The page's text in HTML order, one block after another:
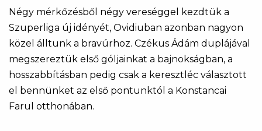
Négy mérkőzésből négy vereséggel kezdtük a
Szuperliga új idényét, Ovidiuban azonban nagyon
közel álltunk a bravúrhoz. Czékus Ádám duplájával
megszereztük első góljainkat a bajnokságban, a
hosszabbításban pedig csak a keresztléc választott
el bennünket az első pontunktól a Konstancai
Farul otthonában.